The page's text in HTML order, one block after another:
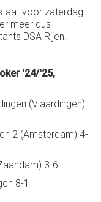
voor zaterdag
meer dus
DSA Rijen.
'24/'25,
(Vlaardingen)
2 (Amsterdam) 4-
3-6
8-1